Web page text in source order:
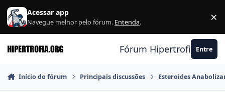
Ir para conteúdo
Acessar app
Navegue melhor pelo fórum. Entenda. ×
Fórum Hipertrofia.org
Entre
Início do fórum Principais discussões Esteroides